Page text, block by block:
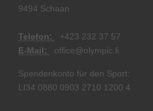
9494 Schaan
Telefon: +423 232 37 57
E-Mail:
office@olympic.li
Spendenkonto für den Sport:
LI34 0880 0903 2710 1200 4